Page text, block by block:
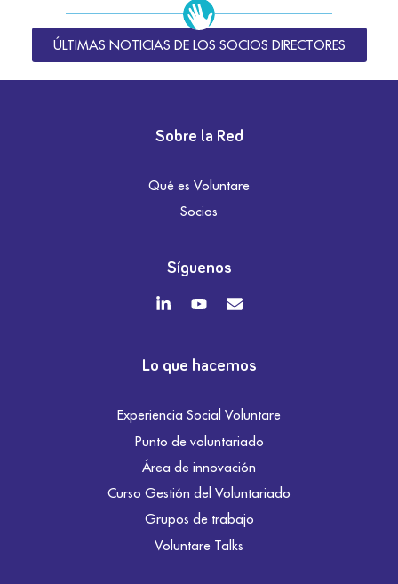
ÚLTIMAS NOTICIAS DE LOS SOCIOS DIRECTORES
Sobre la Red
Qué es Voluntare
Socios
Síguenos
Lo que hacemos
Experiencia Social Voluntare
Punto de voluntariado
Área de innovación
Curso Gestión del Voluntariado
Grupos de trabajo
Voluntare Talks